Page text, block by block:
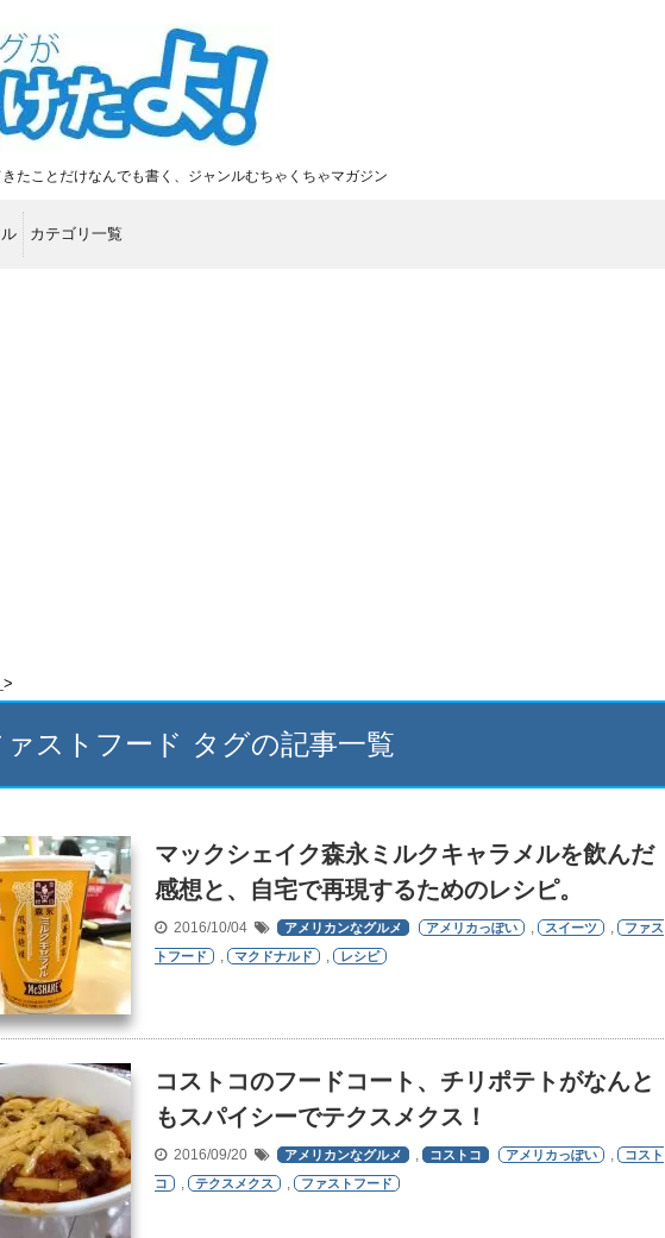
たことだけなんでも書く、ジャンルむちゃくちゃマガジン
カテゴリ一覧
>
ァストフード タグの記事一覧
マックシェイク森永ミルクキャラメルを飲んだ
感想と、自宅で再現するためのレシピ。
2016/10/04 アメリカンなグルメ アメリカっぽい , スイーツ ,
ファス
トフード
, マクドナルド , レシピ
コストコのフードコート、チリポテトがなんと
もスパイシーでテクスメクス！
2016/09/20 アメリカンなグルメ , コストコ アメリカっぽい ,
コスト
コ
, テクスメクス , ファストフード